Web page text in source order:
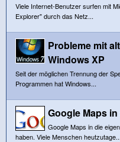
Viele Internet-Benutzer surfen mit
Explorer" durch das Netz...
Probleme mit
Windows XP
Seit der möglichen Trennung der
Programmen hat Windows...
Google Maps
Google Maps in die
haben. Viele Menschen heutzutage...